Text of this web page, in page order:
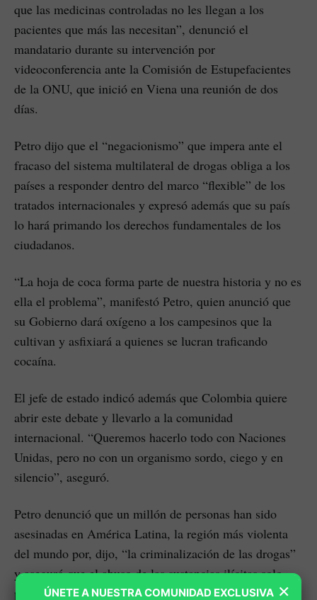
que las medicinas controladas no les llegan a los
pacientes que más las necesitan”, denunció el
mandatario durante su intervención por
videoconferencia ante la Comisión de Estupefacientes
de la ONU, que inició en Viena una reunión de dos
días.
Petro dijo que el “negacionismo” que impera ante el
fracaso del sistema multilateral de drogas obliga a los
países a responder dentro del marco “flexible” de los
tratados internacionales y expresó además que su país
lo hará primando los derechos fundamentales de los
ciudadanos.
“La hoja de coca forma parte de nuestra historia y no es
ella el problema”, manifestó Petro, quien anunció que
su Gobierno dará oxígeno a los campesinos que la
cultivan y asfixiará a quienes se lucran traficando
cocaína.
El jefe de estado indicó además que Colombia quiere
abrir este debate y llevarlo a la comunidad
internacional. “Queremos hacerlo todo con Naciones
Unidas, pero no con un organismo sordo, ciego y en
silencio”, aseguró.
Petro denunció que un millón de personas han sido
asesinadas en América Latina, la región más violenta
del mundo por, dijo, “la criminalización de las drogas”
y aseguró que el abuso de las sustancias ilícitas solo
puede ser mitigado mediante una política de reducción
×
ÚNETE A NUESTRA COMUNIDAD EXCLUSIVA